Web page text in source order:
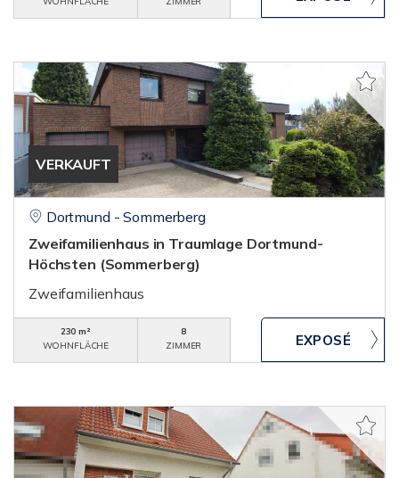
VERKAUFT
Dortmund - Sommerberg
Zweifamilienhaus in Traumlage Dortmund-
Höchsten (Sommerberg)
Zweifamilienhaus
230 m²
WOHNFLÄCHE
8
ZIMMER